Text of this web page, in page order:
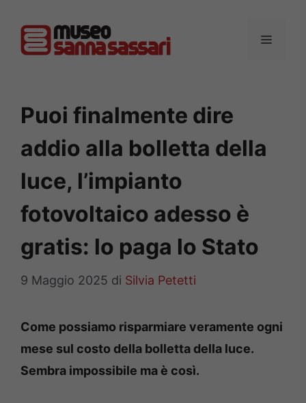
contenuto
MENU
Puoi finalmente dire
addio alla bolletta della
luce, l’impianto
fotovoltaico adesso è
gratis: lo paga lo Stato
9 Maggio 2025 di Silvia Petetti
Come possiamo risparmiare veramente ogni
mese sul costo della bolletta della luce.
Sembra impossibile ma è così.